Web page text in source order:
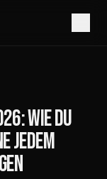
WIE DU
JEDEM